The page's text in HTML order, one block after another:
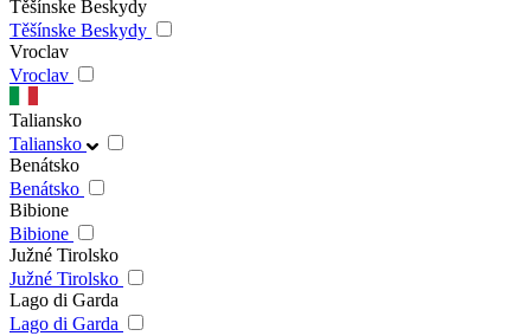
Těšínske Beskydy
Těšínske Beskydy
Vroclav
Vroclav
Taliansko
Taliansko
Benátsko
Benátsko
Bibione
Bibione
Južné Tirolsko
Južné Tirolsko
Lago di Garda
Lago di Garda